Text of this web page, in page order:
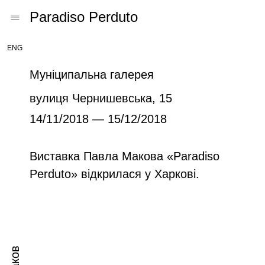
Paradiso Perduto
ENG
Муніципальна галерея
вулиця Чернишевська, 15
14/11/2018 — 15/12/2018
Виставка Павла Макова «Paradiso
Perduto» відкрилася у Харкові.